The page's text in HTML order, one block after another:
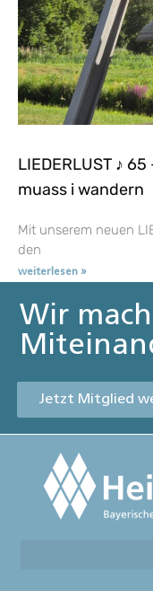
LIEDERLUST ♪
muass i wandern
Mit unserem neuen
den
weiterlesen »
Wir
Jetzt Mitglied